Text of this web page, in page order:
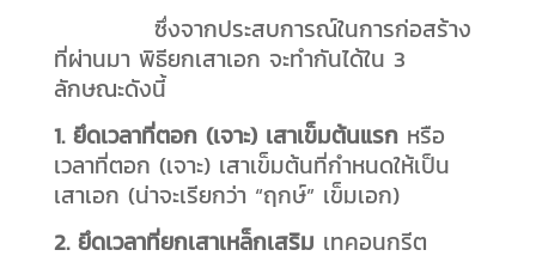
ซึ่งจากประสบการณ์ในการก่อสร้าง
ที่ผ่านมา พิธียกเสาเอก จะทำกันได้ใน 3
ลักษณะดังนี้
1. ยึดเวลาที่ตอก (เจาะ) เสาเข็มต้นแรก หรือ
เวลาที่ตอก (เจาะ) เสาเข็มต้นที่กำหนดให้เป็น
เสาเอก (น่าจะเรียกว่า “ฤกษ์” เข็มเอก)
2. ยึดเวลาที่ยกเสาเหล็กเสริม เทคอนกรีต